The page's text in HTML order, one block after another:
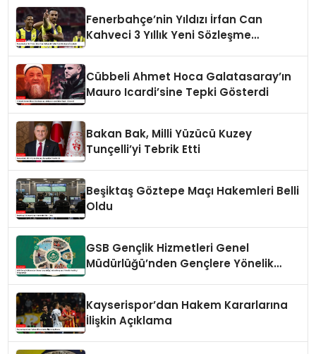
Fenerbahçe’nin Yıldızı İrfan Can
Kahveci 3 Yıllık Yeni Sözleşme
Cübbeli Ahmet Hoca Galatasaray’ın
Mauro Icardi’sine Tepki Gösterdi
Bakan Bak, Milli Yüzücü Kuzey
Tunçelli’yi Tebrik Etti
Beşiktaş Göztepe Maçı Hakemleri Belli
Oldu
GSB Gençlik Hizmetleri Genel
Müdürlüğü’nden Gençlere Yönelik
Kayserispor’dan Hakem Kararlarına
İlişkin Açıklama